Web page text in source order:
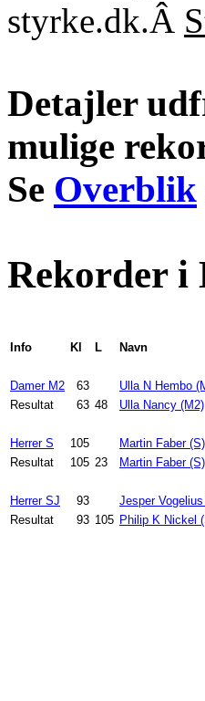
styrke.dk.Â
Detajler
mulige
Se Overblik
Rekorder i
Info Kl L Navn
Damer M2 63 Ulla N Hembo
Resultat
63 48 Ulla Nancy (M2)
Herrer S 105 Martin Faber (S)
Resultat
105 23 Martin Faber (S)
Herrer SJ 93 Jesper
Resultat
93 105 Philip K Nickel